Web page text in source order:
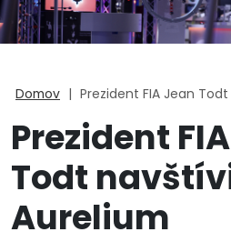
Domov | Prezident FIA Jean
Prezident
Todt
Aurelium